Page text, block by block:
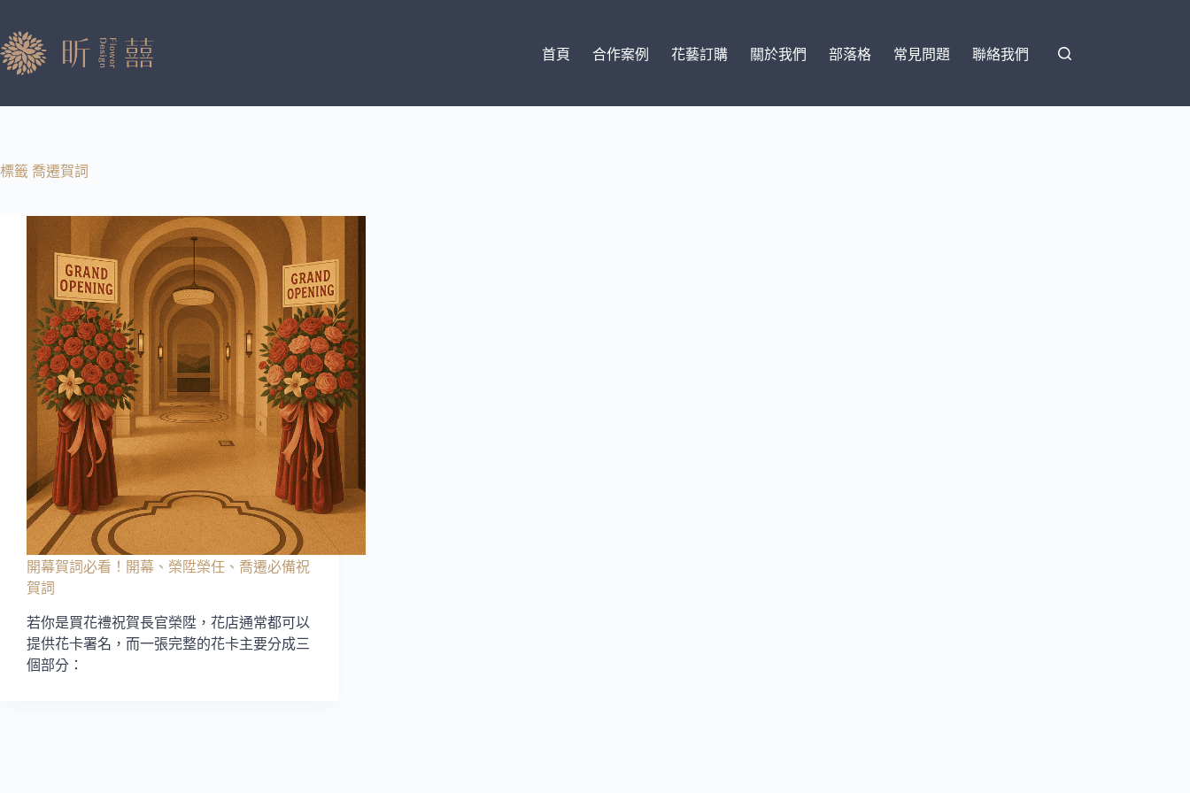
至
主
要
首頁 合作案例 花藝訂購 關於我們 部落格 常見問題 聯絡我們
標籤 喬遷賀詞
開幕賀詞必看！開幕、榮陞榮任、喬遷必備祝
賀詞
若你是買花禮祝賀長官榮陞，花店通常都可以
提供花卡署名，而一張完整的花卡主要分成三
個部分：